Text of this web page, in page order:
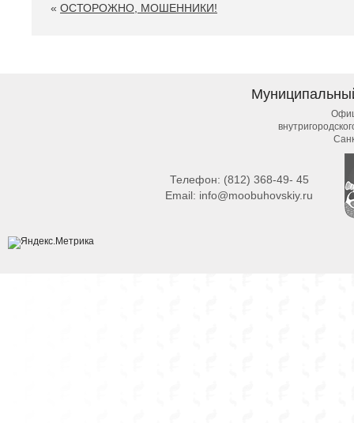
« ОСТОРОЖНО, МОШЕННИКИ!
Телефон: (812) 368-49- 45
Email: info@moobuhovskiy.ru